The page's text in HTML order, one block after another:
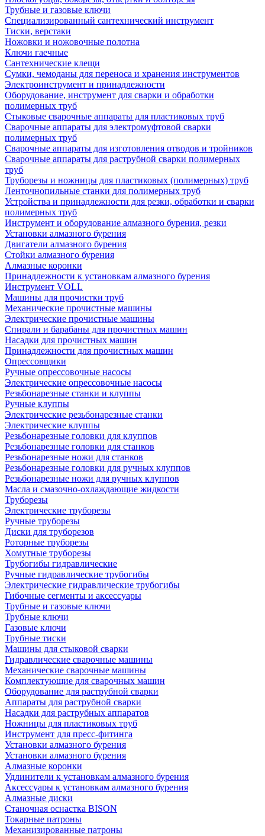
Трубные и газовые ключи
Специализированный сантехнический инструмент
Тиски, верстаки
Ножовки и ножовочные полотна
Ключи гаечные
Сантехнические клещи
Сумки, чемоданы для переноса и хранения инструментов
Электроинструмент и принадлежности
Оборудование, инструмент для сварки и обработки
полимерных труб
Стыковые сварочные аппараты для пластиковых труб
Сварочные аппараты для электромуфтовой сварки
полимерных труб
Сварочные аппараты для изготовления отводов и тройников
Сварочные аппараты для раструбной сварки полимерных
труб
Труборезы и ножницы для пластиковых (полимерных) труб
Ленточнопильные станки для полимерных труб
Устройства и принадлежности для резки, обработки и сварки
полимерных труб
Инструмент и оборудование алмазного бурения, резки
Установки алмазного бурения
Двигатели алмазного бурения
Стойки алмазного бурения
Алмазные коронки
Принадлежности к установкам алмазного бурения
Инструмент VOLL
Машины для прочистки труб
Механические прочистные машины
Электрические прочистные машины
Спирали и барабаны для прочистных машин
Насадки для прочистных машин
Принадлежности для прочистных машин
Опрессовщики
Ручные опрессовочные насосы
Электрические опрессовочные насосы
Резьбонарезные станки и клуппы
Ручные клуппы
Электрические резьбонарезные станки
Электрические клуппы
Резьбонарезные головки для клуппов
Резьбонарезные головки для станков
Резьбонарезные ножи для станков
Резьбонарезные головки для ручных клуппов
Резьбонарезные ножи для ручных клуппов
Масла и смазочно-охлаждающие жидкости
Труборезы
Электрические труборезы
Ручные труборезы
Диски для труборезов
Роторные труборезы
Хомутные труборезы
Трубогибы гидравлические
Ручные гидравлические трубогибы
Электрические гидравлические трубогибы
Гибочные сегменты и аксессуары
Трубные и газовые ключи
Трубные ключи
Газовые ключи
Трубные тиски
Машины для стыковой сварки
Гидравлические сварочные машины
Механические сварочные машины
Комплектующие для сварочных машин
Оборудование для раструбной сварки
Аппараты для раструбной сварки
Насадки для раструбных аппаратов
Ножницы для пластиковых труб
Инструмент для пресс-фитинга
Установки алмазного бурения
Установки алмазного бурения
Алмазные коронки
Удлинители к установкам алмазного бурения
Аксессуары к установкам алмазного бурения
Алмазные диски
Станочная оснастка BISON
Токарные патроны
Механизированные патроны